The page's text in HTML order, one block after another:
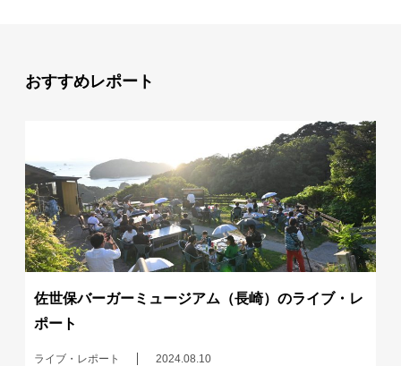
おすすめレポート
佐世保バーガーミュージアム（長崎）のライブ・レ
ポート
ライブ・レポート 2024.08.10